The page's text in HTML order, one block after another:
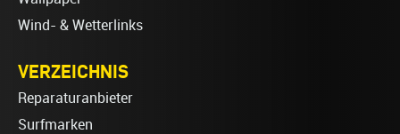
Wind- & Wetterlinks
VERZEICHNIS
Reparaturanbieter
Surfmarken